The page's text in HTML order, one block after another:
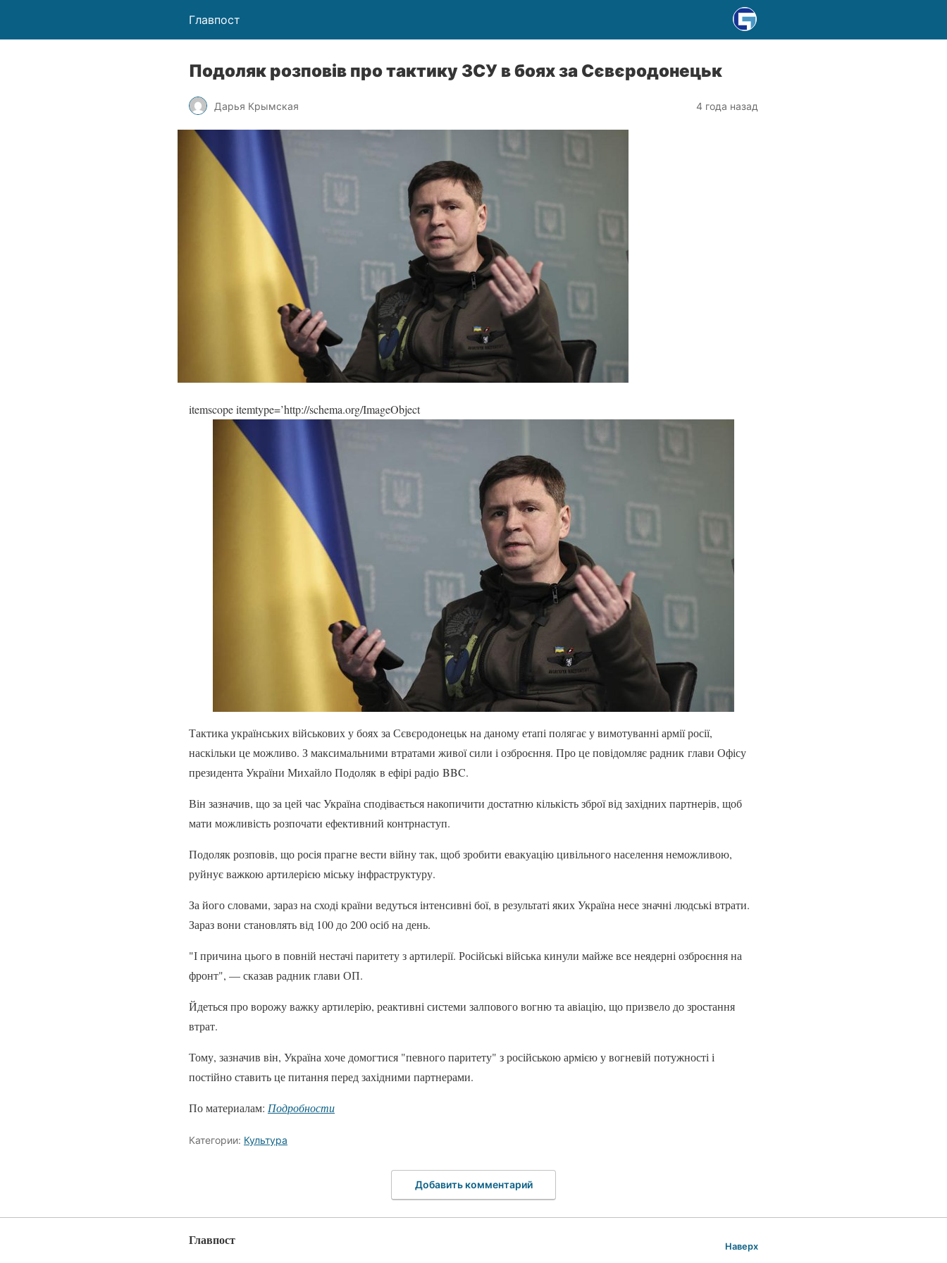
Главпост
Подоляк розповів про тактику ЗСУ в боях за Сєвєродонецьк
Дарья Крымская 4 года назад
itemscope itemtype=’http://schema.org/ImageObject
Тактика українських військових у боях за Сєвєродонецьк на даному етапі полягає у вимотуванні армії росії,
наскільки це можливо. З максимальними втратами живої сили і озброєння. Про це повідомляє радник глави Офісу
президента України Михайло Подоляк в ефірі радіо BBC.
Він зазначив, що за цей час Україна сподівається накопичити достатню кількість зброї від західних партнерів, щоб
мати можливість розпочати ефективний контрнаступ.
Подоляк розповів, що росія прагне вести війну так, щоб зробити евакуацію цивільного населення неможливою,
руйнує важкою артилерією міську інфраструктуру.
За його словами, зараз на сході країни ведуться інтенсивні бої, в результаті яких Україна несе значні людські втрати.
Зараз вони становлять від 100 до 200 осіб на день.
"І причина цього в повній нестачі паритету з артилерії. Російські війська кинули майже все неядерні озброєння на
фронт", — сказав радник глави ОП.
Йдеться про ворожу важку артилерію, реактивні системи залпового вогню та авіацію, що призвело до зростання
втрат.
Тому, зазначив він, Україна хоче домогтися "певного паритету" з російською армією у вогневій потужності і
постійно ставить це питання перед західними партнерами.
По материалам: Подробности
Категории: Культура
Добавить комментарий
Главпост Наверх